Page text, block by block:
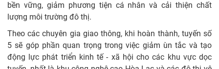
bền vững, giảm phương tiện cá nhân và cải thiện chất
lượng môi trường đô thị.
Theo các chuyên gia giao thông, khi hoàn thành, tuyến số
5 sẽ góp phần quan trọng trong việc giảm ùn tắc và tạo
động lực phát triển kinh tế - xã hội cho các khu vực dọc